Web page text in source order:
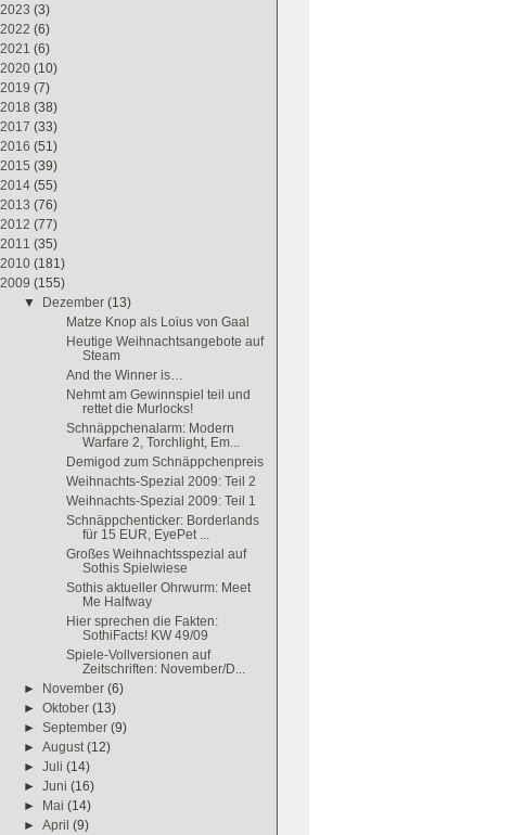
2023 (3)
2022 (6)
2021 (6)
2020 (10)
2019 (7)
2018 (38)
2017 (33)
2016 (51)
2015 (39)
2014 (55)
2013 (76)
2012 (77)
2011 (35)
2010 (181)
2009 (155)
▼ Dezember(13)
Matze Knop als Loius von Gaal
Heutige Weihnachtsangebote auf
Steam
And the Winner is…
Nehmt am Gewinnspiel teil und
rettet die Murlocks!
Schnäppchenalarm: Modern
Warfare 2, Torchlight, Em...
Demigod zum Schnäppchenpreis
Weihnachts-Spezial 2009: Teil 2
Weihnachts-Spezial 2009: Teil 1
Schnäppchenticker: Borderlands
für 15 EUR, EyePet ...
Großes Weihnachtsspezial auf
Sothis Spielwiese
Sothis aktueller Ohrwurm: Meet
Me Halfway
Hier sprechen die Fakten:
SothiFacts! KW 49/09
Spiele-Vollversionen auf
Zeitschriften: November/D...
► November(6)
►Oktober(13)
► September(9)
► August(12)
►
Juli(14)
►
Juni(16)
► Mai(14)
► April(9)